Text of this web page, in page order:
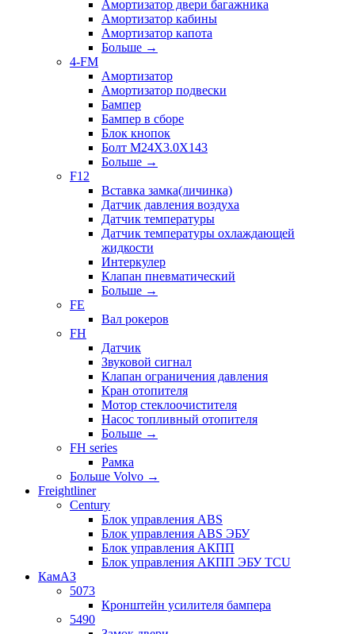
Амортизатор двери багажника
Амортизатор кабины
Амортизатор капота
Больше →
4-FM
Амортизатор
Амортизатор подвески
Бампер
Бампер в сборе
Блок кнопок
Болт M24X3.0X143
Больше →
F12
Вставка замка(личинка)
Датчик давления воздуха
Датчик температуры
Датчик температуры охлаждающей
жидкости
Интеркулер
Клапан пневматический
Больше →
FE
Вал рокеров
FH
Датчик
Звуковой сигнал
Клапан ограничения давления
Кран отопителя
Мотор стеклоочистителя
Насос топливный отопителя
Больше →
FH series
Рамка
Больше Volvo →
Freightliner
Century
Блок управления ABS
Блок управления ABS ЭБУ
Блок управления АКПП
Блок управления АКПП ЭБУ TCU
КамАЗ
5073
Кронштейн усилителя бампера
5490